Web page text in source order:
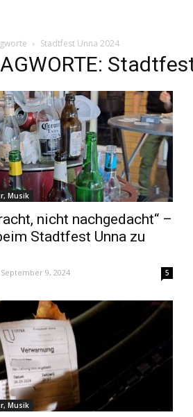
Stadtfest Unna 2024
Musik
nicht nachgedacht“ –
Stadtfest Unna zu
September 9, 2024 5
Musik